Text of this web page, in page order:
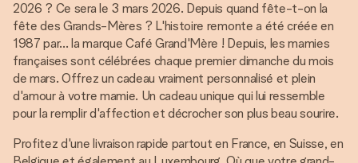
2026 ? Ce sera le 3 mars 2026. Depuis quand fête-t-on la
fête des Grands-Mères ? L'histoire remonte a été créée en
1987 par... la marque Café Grand'Mère ! Depuis, les mamies
françaises sont célébrées chaque premier dimanche du mois
de mars. Offrez un cadeau vraiment personnalisé et plein
d'amour à votre mamie. Un cadeau unique qui lui ressemble
pour la remplir d'affection et décrocher son plus beau sourire.
Profitez d'une livraison rapide partout en France, en Suisse, en